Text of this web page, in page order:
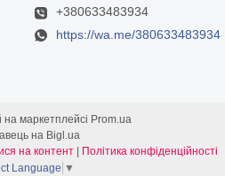
+380633483934
https://wa.me/380633483934
маркетплейсі Prom.ua
на Bigl.ua
на контент
Політика конфіденційності
Language ▼